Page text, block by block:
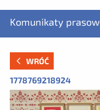
Komunikaty
WRÓĆ
1778769218924